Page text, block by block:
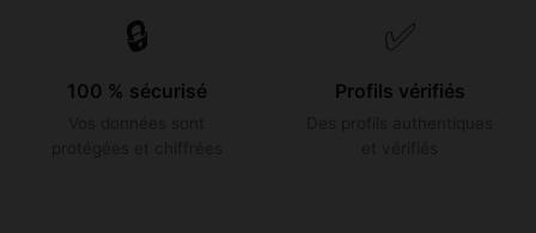
🔒
100 % sécurisé
✅
Profils vérifiés